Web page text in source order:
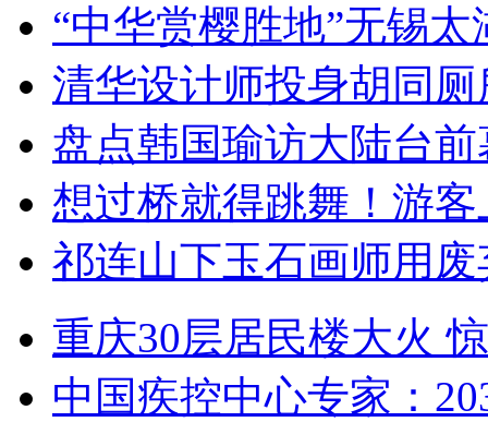
“中华赏樱胜地”无锡
清华设计师投身胡同
盘点韩国瑜访大陆台
想过桥就得跳舞！游客
祁连山下玉石画师用
重庆30层居民楼大火
中国疾控中心专家：